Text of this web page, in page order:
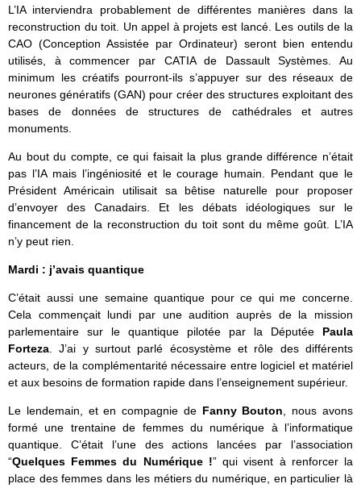
L’IA interviendra probablement de différentes manières dans la
reconstruction du toit. Un appel à projets est lancé. Les outils de la
CAO (Conception Assistée par Ordinateur) seront bien entendu
utilisés, à commencer par CATIA de Dassault Systèmes. Au
minimum les créatifs pourront-ils s’appuyer sur des réseaux de
neurones génératifs (GAN) pour créer des structures exploitant des
bases de données de structures de cathédrales et autres
monuments.
Au bout du compte, ce qui faisait la plus grande différence n’était
pas l’IA mais l’ingéniosité et le courage humain. Pendant que le
Président Américain utilisait sa bêtise naturelle pour proposer
d’envoyer des Canadairs. Et les débats idéologiques sur le
financement de la reconstruction du toit sont du même goût. L’IA
n’y peut rien.
Mardi : j’avais quantique
C’était aussi une semaine quantique pour ce qui me concerne.
Cela commençait lundi par une audition auprès de la mission
parlementaire sur le quantique pilotée par la Députée Paula
Forteza . J’ai y surtout parlé écosystème et rôle des différents
acteurs, de la complémentarité nécessaire entre logiciel et matériel
et aux besoins de formation rapide dans l’enseignement supérieur.
Le lendemain, et en compagnie de Fanny Bouton , nous avons
formé une trentaine de femmes du numérique à l’informatique
quantique. C’était l’une des actions lancées par l’association
“Quelques Femmes du Numérique !” qui visent à renforcer la
place des femmes dans les métiers du numérique, en particulier là